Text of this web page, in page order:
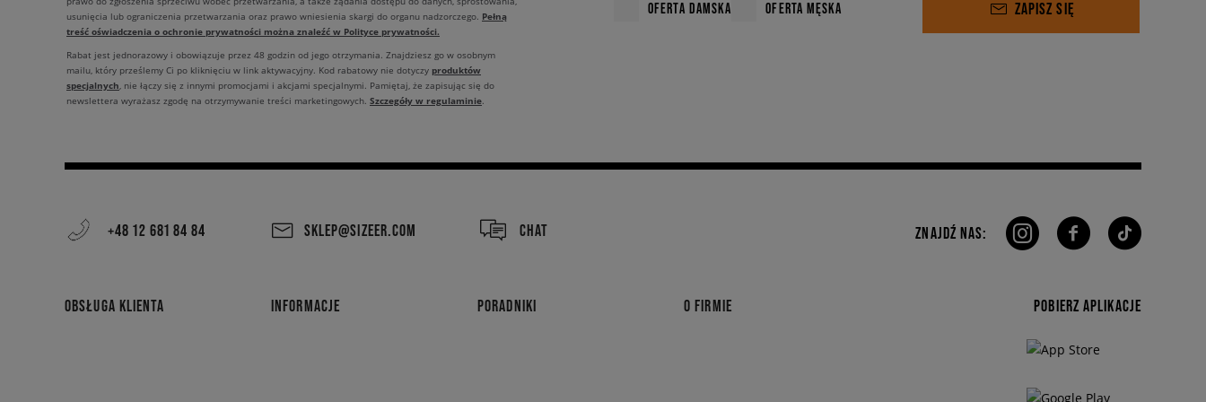
OFERTA DAMSKA OFERTA MĘSKA ZAPISZ SIĘ
usunięcia lub ograniczenia przetwarzania oraz prawo wniesienia skargi do organu nadzorczego. Pełną
treść oświadczenia o ochronie prywatności można znaleźć w Polityce prywatności.
Rabat jest jednorazowy i obowiązuje przez 48 godzin od jego otrzymania. Znajdziesz go w osobnym
mailu, który prześlemy Ci po kliknięciu w link aktywacyjny. Kod rabatowy nie dotyczy produktów
specjalnych, nie łączy się z innymi promocjami i akcjami specjalnymi. Pamiętaj, że zapisując się do
newslettera wyrażasz zgodę na otrzymywanie treści marketingowych. Szczegóły w regulaminie.
+48 12 681 84 84 SKLEP@SIZEER.COM CHAT
OBSŁUGA KLIENTA INFORMACJE PORADNIKI O FIRMIE
ZNAJDŹ NAS:
POBIERZ APLIKACJE